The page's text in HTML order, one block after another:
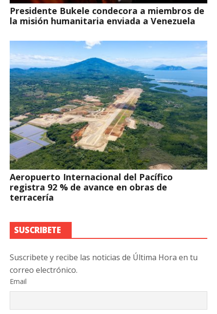
Presidente Bukele condecora a miembros de
la misión humanitaria enviada a Venezuela
Aeropuerto Internacional del Pacífico
registra 92 % de avance en obras de
terracería
SUSCRIBETE
Suscribete y recibe las noticias de Última Hora en tu
correo electrónico.
Email